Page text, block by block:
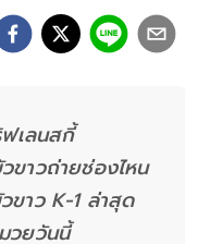
เลนสกี้
าวถ่ายช่องไหน
าว K-1 ล่าสุด
วยวันนี้